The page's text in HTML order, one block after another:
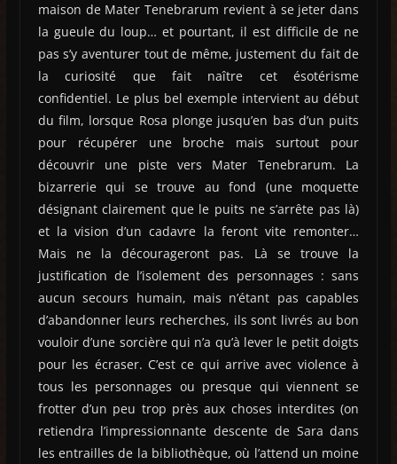
maison de Mater Tenebrarum revient à se jeter dans
la gueule du loup… et pourtant, il est difficile de ne
pas s’y aventurer tout de même, justement du fait de
la curiosité que fait naître cet ésotérisme
confidentiel. Le plus bel exemple intervient au début
du film, lorsque Rosa plonge jusqu’en bas d’un puits
pour récupérer une broche mais surtout pour
découvrir une piste vers Mater Tenebrarum. La
bizarrerie qui se trouve au fond (une moquette
désignant clairement que le puits ne s’arrête pas là)
et la vision d’un cadavre la feront vite remonter…
Mais ne la décourageront pas. Là se trouve la
justification de l’isolement des personnages : sans
aucun secours humain, mais n’étant pas capables
d’abandonner leurs recherches, ils sont livrés au bon
vouloir d’une sorcière qui n’a qu’à lever le petit doigts
pour les écraser. C’est ce qui arrive avec violence à
tous les personnages ou presque qui viennent se
frotter d’un peu trop près aux choses interdites (on
retiendra l’impressionnante descente de Sara dans
les entrailles de la bibliothèque, où l’attend un moine